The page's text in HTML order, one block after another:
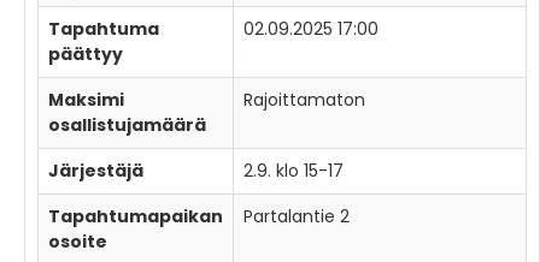
Tapahtuma
päättyy
02.09.2025 17:00
Maksimi
osallistujamäärä
Rajoittamaton
Järjestäjä
2.9. klo 15-17
Tapahtumapaikan
osoite
Partalantie 2